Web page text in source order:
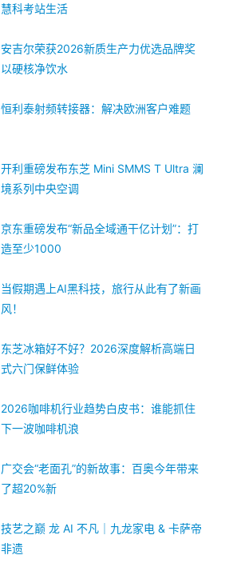
慧科考站生活
安吉尔荣获2026新质生产力优选品牌奖
以硬核净饮水
恒利泰射频转接器：解决欧洲客户难题
开利重磅发布东芝 Mini SMMS T Ultra 澜
境系列中央空调
京东重磅发布“新品全域通干亿计划”：打
造至少1000
当假期遇上AI黑科技，旅行从此有了新画
风！
东芝冰箱好不好？2026深度解析高端日
式六门保鲜体验
2026咖啡机行业趋势白皮书：谁能抓住
下一波咖啡机浪
广交会“老面孔”的新故事：百奥今年带来
了超20%新
技艺之巅 龙 AI 不凡｜九龙家电 & 卡萨帝
非遗